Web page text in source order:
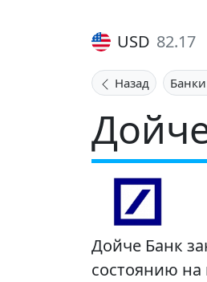
USD 82.17
Назад
Дойче Банк
состоянию на